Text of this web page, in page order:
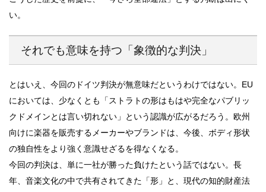
い。
それでも意味を持つ「象徴的な判決」
とはいえ、今回のドイツ判決が無意味だというわけではない。EU
においては、少なくとも「ストラトの形はもはや完全なパブリッ
クドメインとは言い切れない」という認識が広がるだろう。欧州
向けに楽器を販売するメーカーやブランドは、今後、ボディ形状
の独自性をより強く意識せざるを得なくなる。
今回の判決は、単に一社が勝った負けたという話ではない。長
年、音楽文化の中で共有されてきた「形」と、現代の知的財産法